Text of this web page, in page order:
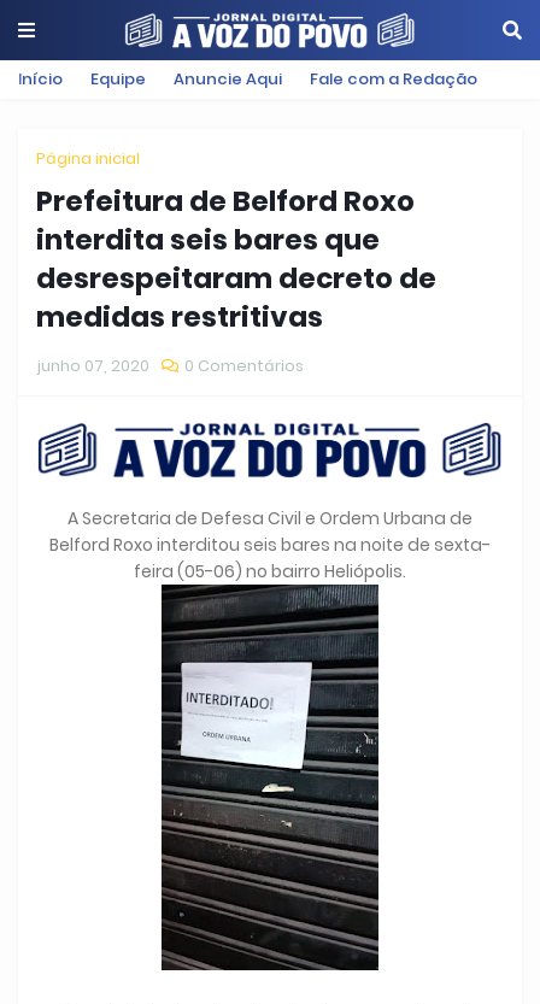
Início Equipe Anuncie Aqui Fale com a Redação
Página inicial
Prefeitura de Belford Roxo
interdita seis bares que
desrespeitaram decreto de
medidas restritivas
junho 07, 2020 0 Comentários
A Secretaria de Defesa Civil e Ordem Urbana de
Belford Roxo interditou seis bares na noite de sexta-
feira (05-06) no bairro Heliópolis.